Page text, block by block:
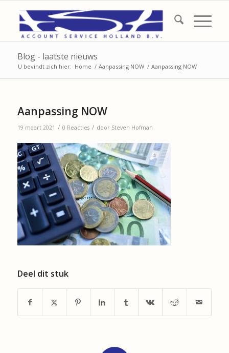
Blog - laatste nieuws
U bevindt zich hier: Home / Aanpassing NOW / Aanpassing NOW
Aanpassing NOW
19 maart 2021 / 0 Reacties / door Steven Hofman
Deel dit stuk